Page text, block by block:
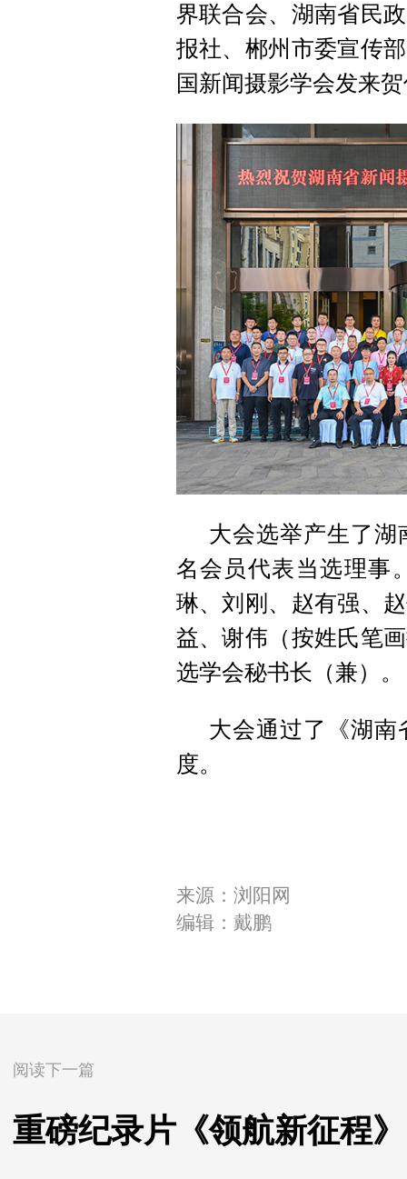
界联合会、湖南省民
报社、郴州市委宣传
国新闻摄影学会发来
大会选举产生了湖
名会员代表当选理事
琳、刘刚、赵有强、
益、谢伟（按姓氏笔
选学会秘书长（兼）。
大会通过了《湖南
度。
来源：浏阳网
编辑：戴鹏
阅读下一篇
重磅纪录片《领航新征程》